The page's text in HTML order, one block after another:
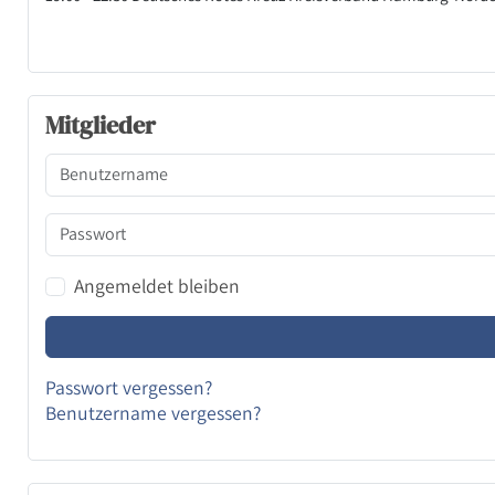
Mitglieder
Benutzername
Passwort
Angemeldet bleiben
Passwort vergessen?
Benutzername vergessen?